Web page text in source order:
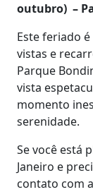
outubro) –
Este feriado
vistas e
Parque
vista
momento
serenidade.
Se você está
Janeiro e
contato com